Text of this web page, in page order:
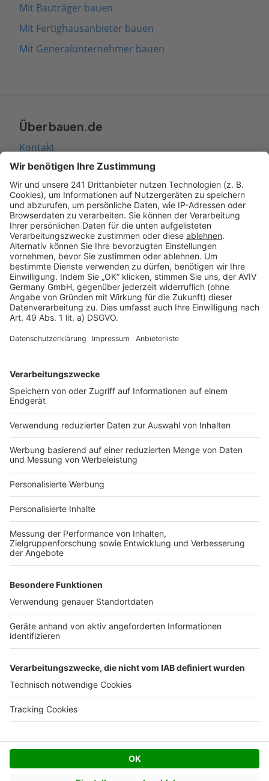
Mit Bauträger bauen
Mit Fertighausanbieter bauen
Mit Generalunternehmer bauen
Über bauen.de
Kontakt
Seitenaufbau
Barrierefreiheit
Cookie Einstellungen
Rechtliches
AGB-Übersicht
Datenschutz
Impressum
Services
Bauprojekt-Quiz
Häuser-Suche
Hausanbieter-Suche
Bauprojekt-Profil
Für Unternehmen
Ihre Baufirma auf bauen.de
Kostenloses Infogespräch
Facebook
Twitter